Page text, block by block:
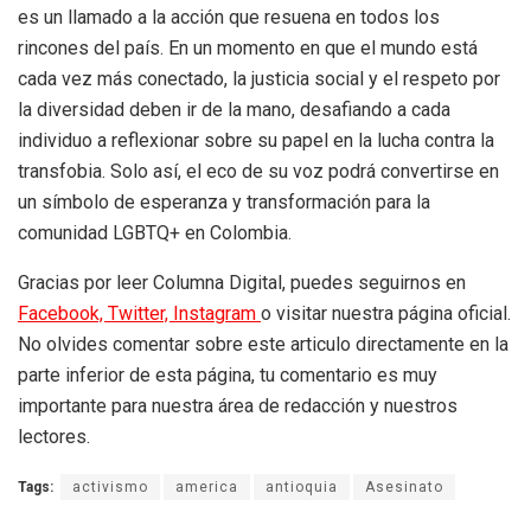
es un llamado a la acción que resuena en todos los
rincones del país. En un momento en que el mundo está
cada vez más conectado, la justicia social y el respeto por
la diversidad deben ir de la mano, desafiando a cada
individuo a reflexionar sobre su papel en la lucha contra la
transfobia. Solo así, el eco de su voz podrá convertirse en
un símbolo de esperanza y transformación para la
comunidad LGBTQ+ en Colombia.
Gracias por leer Columna Digital, puedes seguirnos en
Facebook, Twitter, Instagram o visitar nuestra página oficial.
No olvides comentar sobre este articulo directamente en la
parte inferior de esta página, tu comentario es muy
importante para nuestra área de redacción y nuestros
lectores.
Tags: activismo america antioquia Asesinato